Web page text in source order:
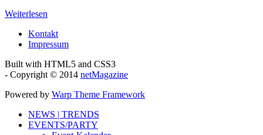
Weiterlesen
Kontakt
Impressum
Built with HTML5 and CSS3
- Copyright © 2014 netMagazine
Powered by Warp Theme Framework
NEWS | TRENDS
EVENTS/PARTY